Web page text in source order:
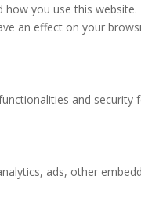
you use this
an effect on your
and security
ads, other